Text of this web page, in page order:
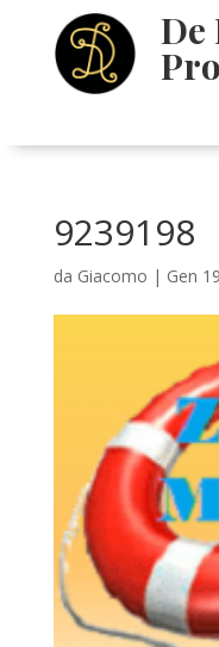
De
9239198
da Giacomo | Gen